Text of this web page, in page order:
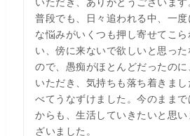
普段でも、日々追われる中、一
な悩みがいくつも押し寄せてこ
い、傍に来ないで欲しいと思っ
ので、愚痴がほとんどだったの
いただき、気持ちも落ち着きま
べてうなずけました。今のまま
からも、生活していきたいと思
ざいました。